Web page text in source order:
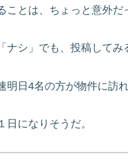
ことは、ちょっと意外だ
ナシ」でも、投稿してみ
明日4名の方が物件に訪
日になりそうだ。